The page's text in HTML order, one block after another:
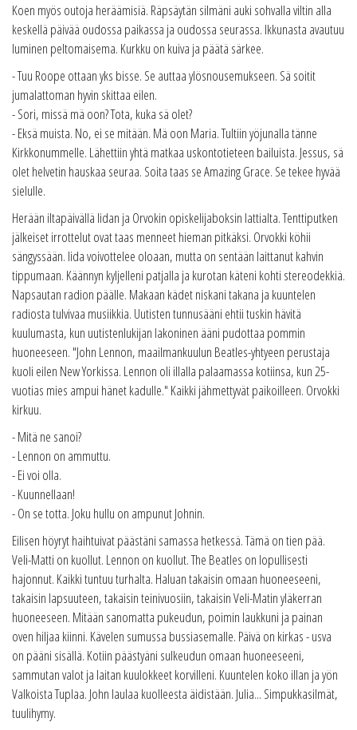
Koen myös outoja heräämisiä. Räpsäytän silmäni auki sohvalla viltin alla
keskellä päivää oudossa paikassa ja oudossa seurassa. Ikkunasta avautuu
luminen peltomaisema. Kurkku on kuiva ja päätä särkee.
- Tuu Roope ottaan yks bisse. Se auttaa ylösnousemukseen. Sä soitit
jumalattoman hyvin skittaa eilen.
- Sori, missä mä oon? Tota, kuka sä olet?
- Eksä muista. No, ei se mitään. Mä oon Maria. Tultiin yöjunalla tänne
Kirkkonummelle. Lähettiin yhtä matkaa uskontotieteen bailuista. Jessus, sä
olet helvetin hauskaa seuraa. Soita taas se Amazing Grace. Se tekee hyvää
sielulle.
Herään iltapäivällä Iidan ja Orvokin opiskelijaboksin lattialta. Tenttiputken
jälkeiset irrottelut ovat taas menneet hieman pitkäksi. Orvokki köhii
sängyssään. Iida voivottelee oloaan, mutta on sentään laittanut kahvin
tippumaan. Käännyn kyljelleni patjalla ja kurotan käteni kohti stereodekkiä.
Napsautan radion päälle. Makaan kädet niskani takana ja kuuntelen
radiosta tulvivaa musiikkia. Uutisten tunnusääni ehtii tuskin hävitä
kuulumasta, kun uutistenlukijan lakoninen ääni pudottaa pommin
huoneeseen. "John Lennon, maailmankuulun Beatles-yhtyeen perustaja
kuoli eilen New Yorkissa. Lennon oli illalla palaamassa kotiinsa, kun 25-
vuotias mies ampui hänet kadulle." Kaikki jähmettyvät paikoilleen. Orvokki
kirkuu.
- Mitä ne sanoi?
- Lennon on ammuttu.
- Ei voi olla.
- Kuunnellaan!
- On se totta. Joku hullu on ampunut Johnin.
Eilisen höyryt haihtuivat päästäni samassa hetkessä. Tämä on tien pää.
Veli-Matti on kuollut. Lennon on kuollut. The Beatles on lopullisesti
hajonnut. Kaikki tuntuu turhalta. Haluan takaisin omaan huoneeseeni,
takaisin lapsuuteen, takaisin teinivuosiin, takaisin Veli-Matin yläkerran
huoneeseen. Mitään sanomatta pukeudun, poimin laukkuni ja painan
oven hiljaa kiinni. Kävelen sumussa bussiasemalle. Päivä on kirkas - usva
on pääni sisällä. Kotiin päästyäni sulkeudun omaan huoneeseeni,
sammutan valot ja laitan kuulokkeet korvilleni. Kuuntelen koko illan ja yön
Valkoista Tuplaa. John laulaa kuolleesta äidistään. Julia... Simpukkasilmät,
tuulihymy.